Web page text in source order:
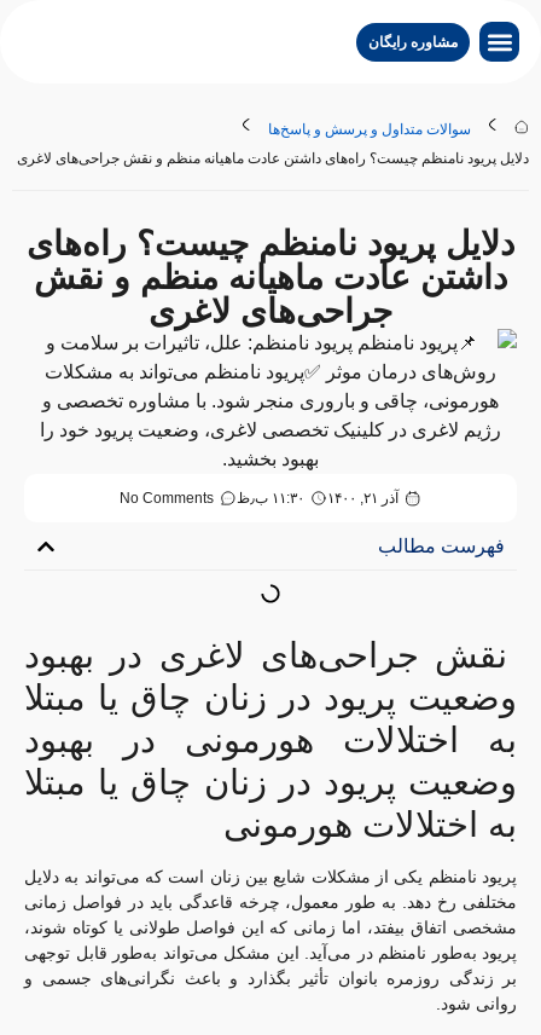
مشاوره رایگان
سوالات متداول و پرسش و پاسخ‌ها
دلایل پریود نامنظم چیست؟ راه‌های داشتن عادت ماهیانه منظم و نقش جراحی‌های لاغری
دلایل پریود نامنظم چیست؟ راه‌های
داشتن عادت ماهیانه منظم و نقش
جراحی‌های لاغری
آذر ۲۱, ۱۴۰۰ ۱۱:۳۰ ب٫ظ No Comments
فهرست مطالب
نقش جراحی‌های لاغری در بهبود
وضعیت پریود در زنان چاق یا مبتلا
به اختلالات هورمونی در بهبود
وضعیت پریود در زنان چاق یا مبتلا
به اختلالات هورمونی
پریود نامنظم یکی از مشکلات شایع بین زنان است که می‌تواند به دلایل
مختلفی رخ دهد. به طور معمول، چرخه قاعدگی باید در فواصل زمانی
مشخصی اتفاق بیفتد، اما زمانی که این فواصل طولانی یا کوتاه شوند،
پریود به‌طور نامنظم در می‌آید. این مشکل می‌تواند به‌طور قابل توجهی
بر زندگی روزمره بانوان تأثیر بگذارد و باعث نگرانی‌های جسمی و
روانی شود.